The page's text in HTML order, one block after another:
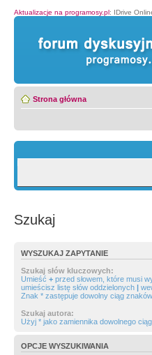
Aktualizacje na programosy.pl: IDrive
Strona główna
Szukaj
WYSZUKAJ ZAPYTANIE
Szukaj słów kluczowych:
Umieść + przed słowem, które musi
umieścisz listę słów oddzielonych |
Znak * zastępuje dowolny ciąg znaków.
Szukaj autora:
Użyj * jako zamiennika dowolnego
OPCJE WYSZUKIWANIA